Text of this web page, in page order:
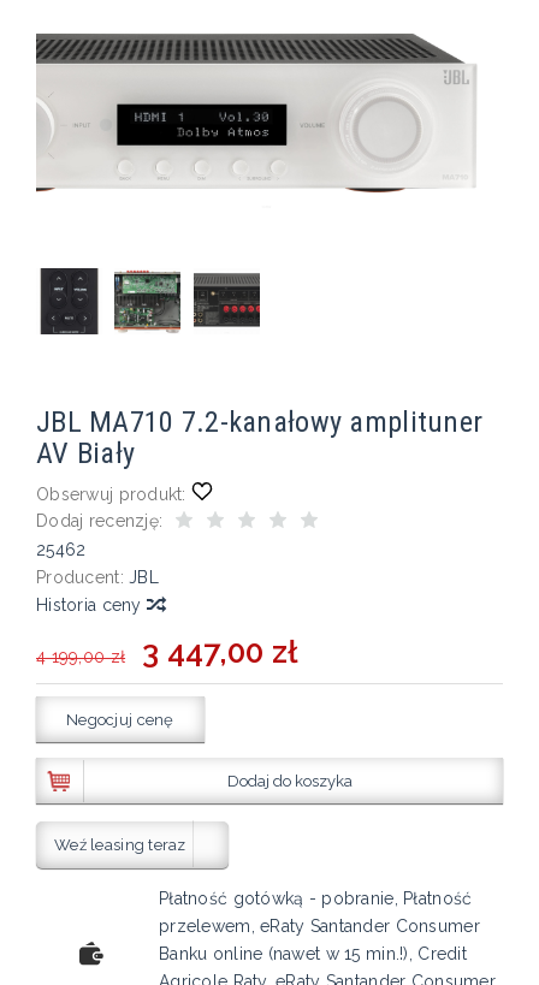
JBL MA710 7.2-kanałowy amplituner
AV Biały
Obserwuj produkt:
Dodaj recenzję:
25462
Producent: JBL
Historia ceny
4 199,00 zł 3 447,00 zł
Negocjuj cenę
Dodaj do koszyka
Weź leasing teraz
Płatność gotówką - pobranie, Płatność
przelewem, eRaty Santander Consumer
Banku online (nawet w 15 min.!), Credit
Agricole Raty, eRaty Santander Consumer